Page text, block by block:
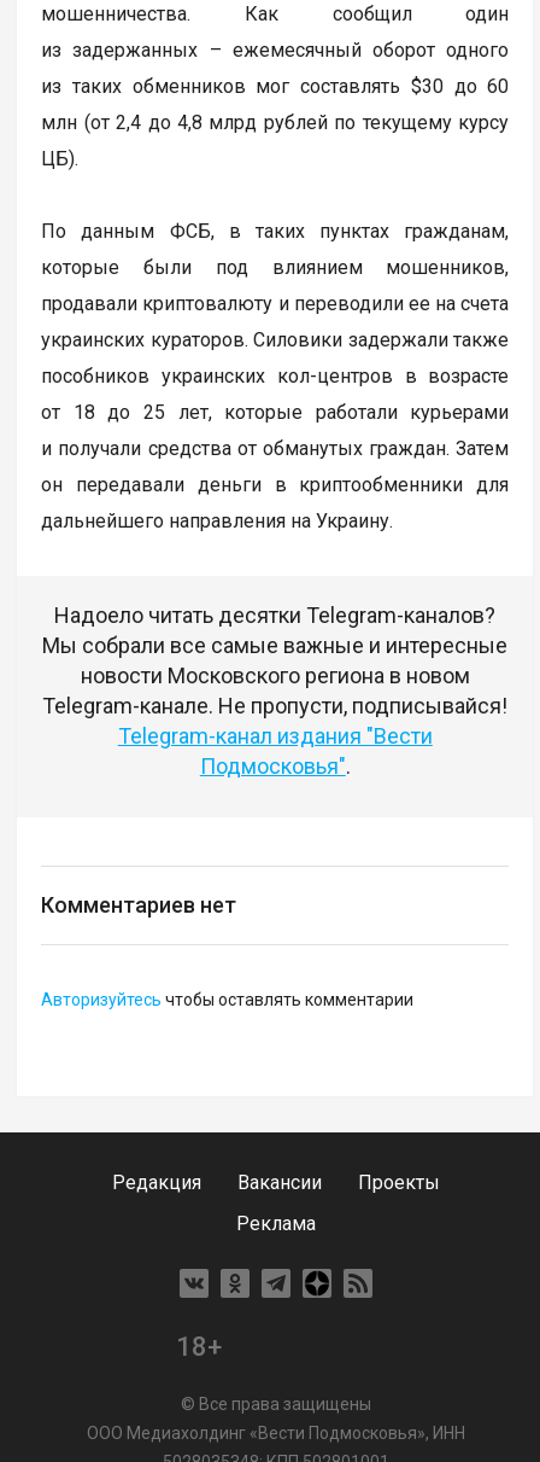
мошенничества. Как сообщил один
из задержанных – ежемесячный оборот одного
из таких обменников мог составлять $30 до 60
млн (от 2,4 до 4,8 млрд рублей по текущему курсу
ЦБ).
По данным ФСБ, в таких пунктах гражданам,
которые были под влиянием мошенников,
продавали криптовалюту и переводили ее на счета
украинских кураторов. Силовики задержали также
пособников украинских кол-центров в возрасте
от 18 до 25 лет, которые работали курьерами
и получали средства от обманутых граждан. Затем
он передавали деньги в криптообменники для
дальнейшего направления на Украину.
Надоело читать десятки Telegram-каналов?
Мы собрали все самые важные и интересные
новости Московского региона в новом
Telegram-канале. Не пропусти, подписывайся!
Telegram-канал издания "Вести
Подмосковья".
Комментариев нет
Авторизуйтесь чтобы оставлять комментарии
Редакция Вакансии
Проекты
Реклама
18+
© Все права защищены
ООО Медиахолдинг «Вести Подмосковья», ИНН